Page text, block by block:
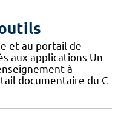
et au portail de
aux applications Un
à
documentaire du C